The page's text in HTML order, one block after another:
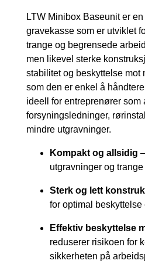
LTW Minibox Baseunit er
gravekasse som er utviklet
trange og begrensede
men likevel sterke
stabilitet og beskyttelse mot
som den er enkel å
ideell for entreprenører som
forsyningsledninger,
mindre utgravninger.
Kompakt og allsidig
utgravninger og
Sterk og lett
for optimal
Effektiv beskyttelse
reduserer risikoen for
sikkerheten på